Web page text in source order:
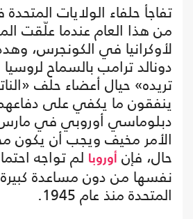
تفاجأ حلفاء الولايات
من هذا العام عندما علّقت
لأوكرانيا في الكونجرس،
دونالد ترامب بالسماح
تريده» حيال أعضاء حلف
ينفقون ما يكفي على
دبلوماسي أوروبي في
الأمر مخيف ويجب أن يكون
حال، فإن أوروبا لم تواجه
نفسها من دون مساعدة
المتحدة منذ عام 1945.